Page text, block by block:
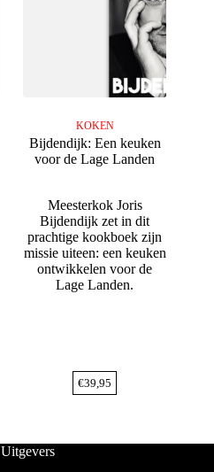
KOKEN
Bijdendijk: Een keuken
voor de Lage Landen
Meesterkok Joris
Bijdendijk zet in dit
prachtige kookboek zijn
missie uiteen: een keuken
ontwikkelen voor de
Lage Landen.
€39,95
Uitgevers